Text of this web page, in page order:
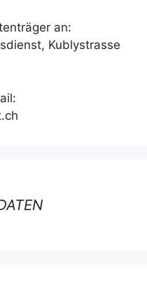
an:
Kublystrasse